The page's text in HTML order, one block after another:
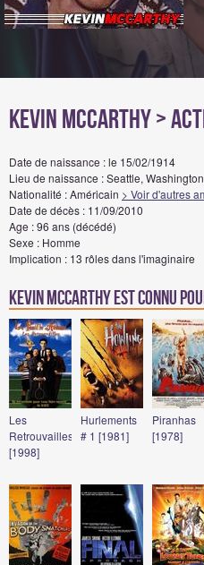
Kevin McCarthy>
Date de naissance : le 15/02/1914
Lieu de naissance : Seattle,
Nationalité : Américain > Voir d'autres
Date de décès : 11/09/2010
Age : 96 ans (décédé)
Sexe : Homme
Implication : 13 rôles dans l'imaginaire
Kevin McCarthy est connu
Les
Retrouvailles
[1998]
Hurlements
# 1 [1981]
Piranhas
[1978]